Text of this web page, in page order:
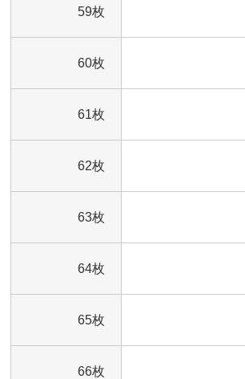
59枚
60枚
61枚
62枚
63枚
64枚
65枚
66枚